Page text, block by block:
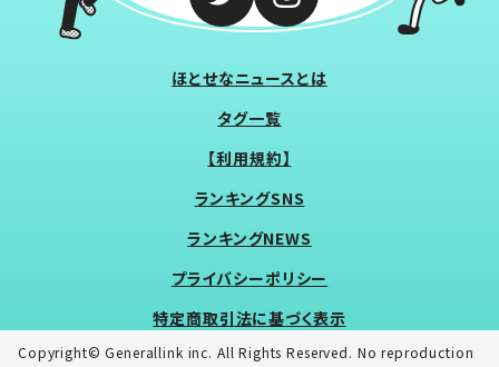
ほとせなニュースとは
タグ一覧
【利用規約】
ランキングSNS
ランキングNEWS
プライバシーポリシー
特定商取引法に基づく表示
Copyright© Generallink inc. All Rights Reserved. No reproduction